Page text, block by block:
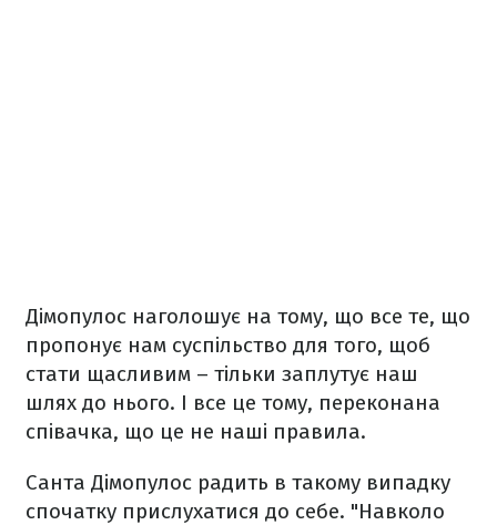
Дімопулос наголошує на тому, що все те, що
пропонує нам суспільство для того, щоб
стати щасливим – тільки заплутує наш
шлях до нього. І все це тому, переконана
співачка, що це не наші правила.
Санта Дімопулос радить в такому випадку
спочатку прислухатися до себе. "Навколо